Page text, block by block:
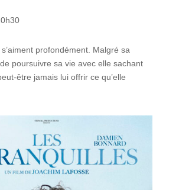
profondément. Malgré sa
poursuivre sa vie avec elle sachant
être jamais lui offrir ce qu’elle